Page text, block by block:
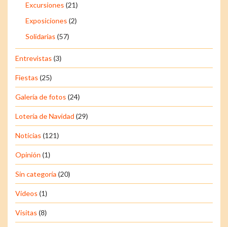
Excursiones (21)
Exposiciones (2)
Solidarias (57)
Entrevistas (3)
Fiestas (25)
Galería de fotos (24)
Lotería de Navidad (29)
Noticias (121)
Opinión (1)
Sin categoría (20)
Vídeos (1)
Visitas (8)